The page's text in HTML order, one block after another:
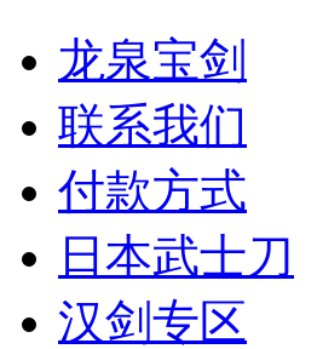
龙泉宝剑
联系我们
付款方式
日本武士刀
汉剑专区